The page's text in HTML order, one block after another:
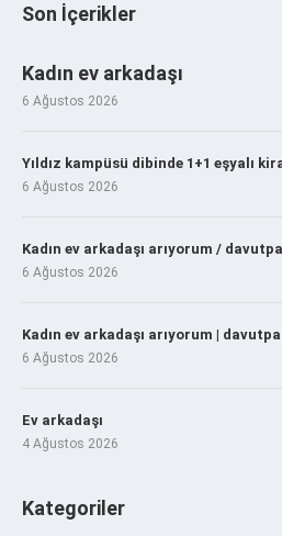
Son İçerikler
Kadın ev arkadaşı
6 Ağustos 2026
Yıldız kampüsü dibinde 1+1 eşyalı
6 Ağustos 2026
Kadın ev arkadaşı arıyorum /
6 Ağustos 2026
Kadın ev arkadaşı arıyorum |
6 Ağustos 2026
Ev arkadaşı
4 Ağustos 2026
Kategoriler